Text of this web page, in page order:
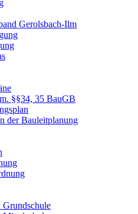
Gerolsbach-Ilm
§§34, 35 BauGB
der Bauleitplanung
Grundschule